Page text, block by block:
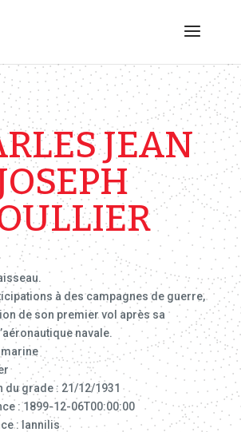
JEAN
à des campagnes de guerre,
de son premier vol après sa
navale.
du grade : 21/12/1931
: 1899-12-06T00:00:00
: lannilis